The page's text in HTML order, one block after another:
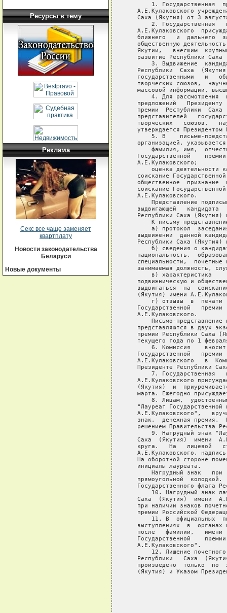
Ресурсы в тему
Реклама
Секс все чаще заменяет
квартплату
Новости законодательства
Беларуси
Новые документы
1. Государственная
А.Е.Кулаковского
Саха (Якутия) от 3
2. Государственная
А.Е.Кулаковского
ближнего   и  дальнего
общественную
Якутии,   внесшим
развитие Республики Саха
3. Выдвижение
Республики  Саха
государственными   и
творческих союзов,
массовой информации,
4. Для рассмотрения
предложений   Президенту
премии  Республики  Саха
представителей
творческих   союзов,
утверждается Президентом
5. В    письме-
организацией,
фамилия, имя,
Государственной
   А.Е.Кулаковского;
оценка деятельности
соискание
общественное  признание
соискание
   А.Е.Кулаковского.
Представление
выдвигающей   кандидата
Республики Саха (Якутия)
К письму-
а) протокол
выдвижении  данной
Республики Саха (Якутия)
б) сведения о
национальность,
специальности,  почетные
занимаемая должность,
в) характеристика
подвижническую и
выдвигаться  на
(Якутия) имени
г) отзывы  в  печати
Государственной   премии
   А.Е.Кулаковского.
Письмо-представление
представляются в двух
премии Республики Саха
текущего года по 1
6. Комиссия
Государственной   премии
А.Е.Кулаковского   в
Президенте Республики
7. Государственная
А.Е.Кулаковского
(Якутия)  и
марта. Ежегодно
8. Лицам,
"Лауреат Государственной
А.Е.Кулаковского",
знак,  денежная премия.
решением Правительства
9. Нагрудный знак
Саха  (Якутия)  имени
круга.   На   лицевой
А.Е.Кулаковского,
На оборотной стороне
   инициалы лауреата.
Нагрудный знак   при
прямоугольной  колодкой.
Государственного флага
10. Нагрудный знак
Саха  (Якутия)  имени
при наличии знаков
премии Российской
11. В  официальных
выступлениях  в  органах
после   фамилии,   имени
Государственной
   А.Е.Кулаковского".
12. Лишение
Республики   Саха
произведено  только  по
(Якутия) и Указом